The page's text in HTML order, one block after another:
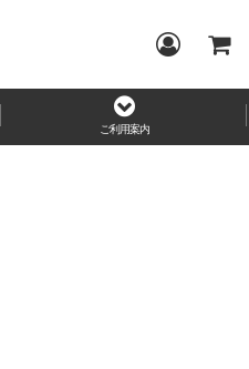
ご利用案内